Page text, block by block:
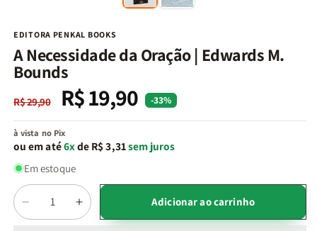
EDITORA PENKAL BOOKS
A Necessidade da Oração | Edwards M.
Bounds
Preço
normal
R$ 29,90
Preço
promocional
R$ 19,90 -33%
à vista no Pix
ou em até6xde R$ 3,31sem juros
Em estoque
Quantidade
Diminuir
a
Aumentar
a
Adicionar ao carrinho